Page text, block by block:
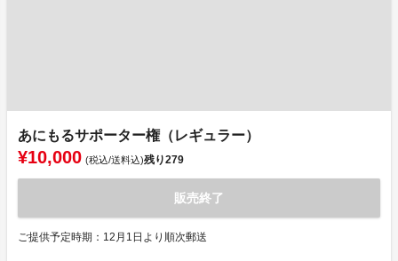
あにもるサポーター権（レギュラー）
¥10,000 (税込/送料込)残り279
販売終了
ご提供予定時期：12月1日より順次郵送